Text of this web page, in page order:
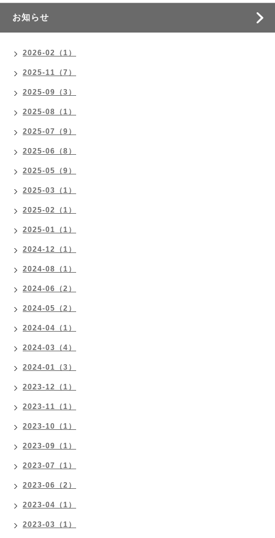
お知らせ
2026-02（1）
2025-11（7）
2025-09（3）
2025-08（1）
2025-07（9）
2025-06（8）
2025-05（9）
2025-03（1）
2025-02（1）
2025-01（1）
2024-12（1）
2024-08（1）
2024-06（2）
2024-05（2）
2024-04（1）
2024-03（4）
2024-01（3）
2023-12（1）
2023-11（1）
2023-10（1）
2023-09（1）
2023-07（1）
2023-06（2）
2023-04（1）
2023-03（1）